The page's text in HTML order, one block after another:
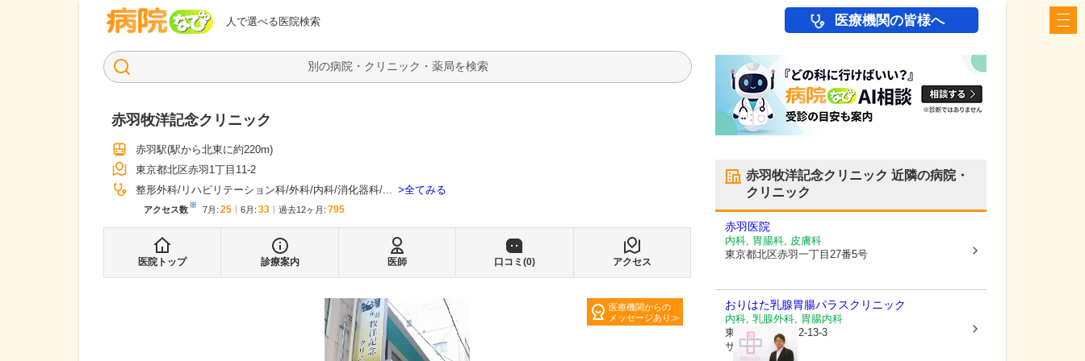
人で選べる医院検索
病院なび 医療機関の皆様へ
検索
赤羽牧洋記念クリニック
赤羽駅(駅から北東に約220m)
東京都北区赤羽1丁目11-2
整形外科 リハビリテーション科 外科 内科 消化器科 ... 全てみる
アクセス数※ 7月 : 25 6月 : 33 過去12ヶ月: 795
医院トップ 診療案内 医師 口コミ(0) アクセス
医療機関からの
メッセージあり
赤羽牧洋記念クリニック 近隣の病院・
クリニック
赤羽医院
内科, 胃腸科, 皮膚科
東京都北区赤羽一丁目27番5号
おりはた乳腺胃腸パラスクリニック
内科, 乳腺外科, 胃腸内科
東京都北区赤羽2-13-3
サトウビル3階